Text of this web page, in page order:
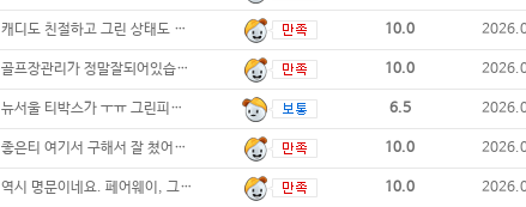
캐디도 친절하고 그린 상태도 좋았어요 ... 10.0
골프장관리가 정말잘되어있습니다 캐디님도 수 10.0
뉴서울 티박스가 ㅜㅠ 그린피를 좀 내리 6.5
좋은티 여기서 구해서 잘 쳤어요. 역시 10.0
역시 명문이네요. 페어웨이, 그린& 10.0